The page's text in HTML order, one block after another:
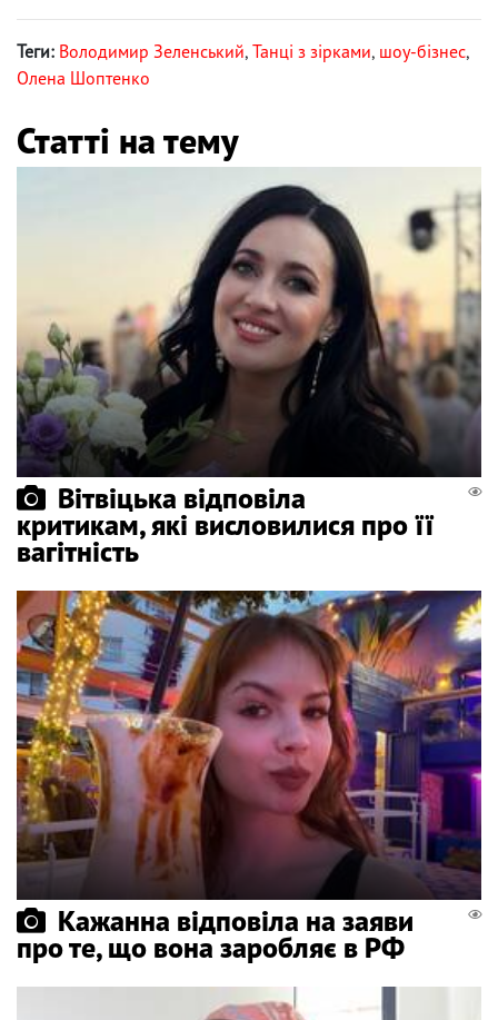
Теги: Володимир Зеленський, Танці з зірками, шоу-бізнес,
Олена Шоптенко
Статті на тему
Вітвіцька відповіла
критикам, які висловилися про її
вагітність
Кажанна відповіла на заяви
про те, що вона заробляє в РФ